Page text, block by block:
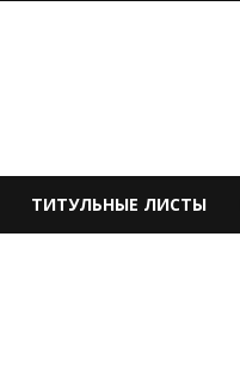
ТИТУЛЬНЫЕ ЛИСТЫ